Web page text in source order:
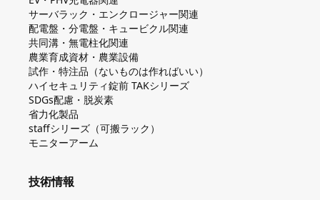
サーバラック・エンクロージャー関連
配電盤・分電盤・キュービクル関連
共同溝・無電柱化関連
農業育成資材・農業設備
試作・特注品（ないものは作ればいい）
ハイセキュリティ錠前 TAKシリーズ
SDGs配慮・脱炭素
省力化製品
staffシリーズ（可搬ラック）
モニターアーム
技術情報